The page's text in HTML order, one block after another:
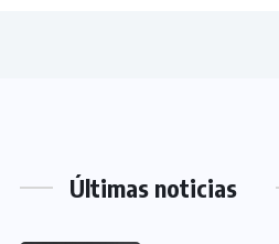
Últimas noticias